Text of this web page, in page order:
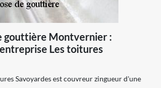
gouttière Montvernier :
Les toitures
Savoyardes est couvreur zingueur d'une